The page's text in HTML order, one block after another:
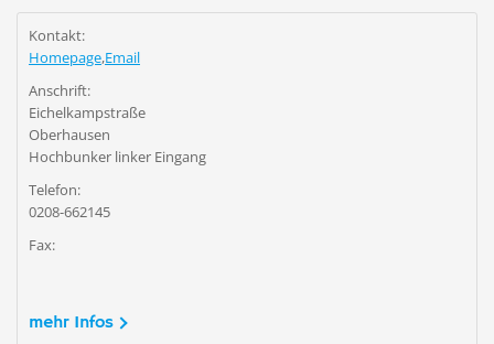
Kontakt:
Homepage,Email
Anschrift:
Eichelkampstraße
Oberhausen
Hochbunker linker Eingang
Telefon:
0208-662145
Fax:
mehr Infos